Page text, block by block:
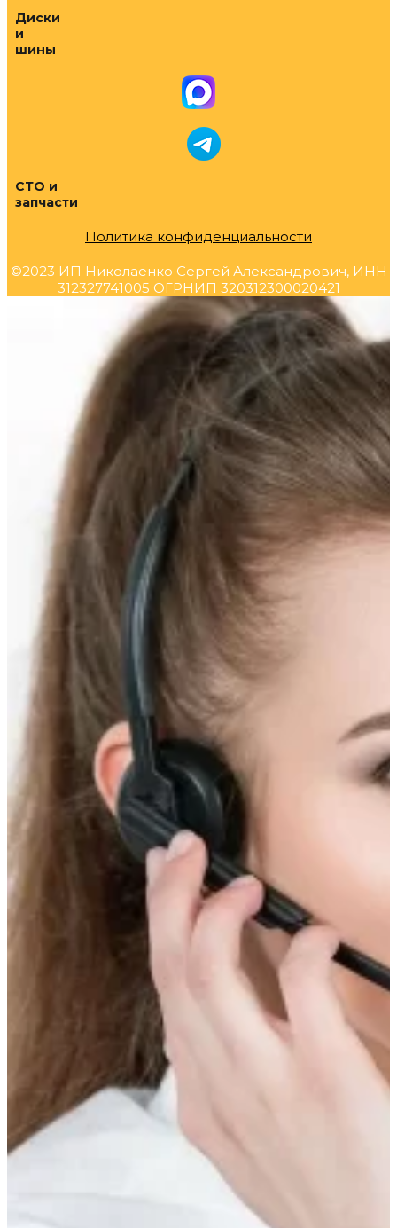
Диски
и
шины
СТО и
запчасти
Политика конфиденциальности
©2023 ИП Николаенко Сергей Александрович, ИНН
312327741005 ОГРНИП 320312300020421